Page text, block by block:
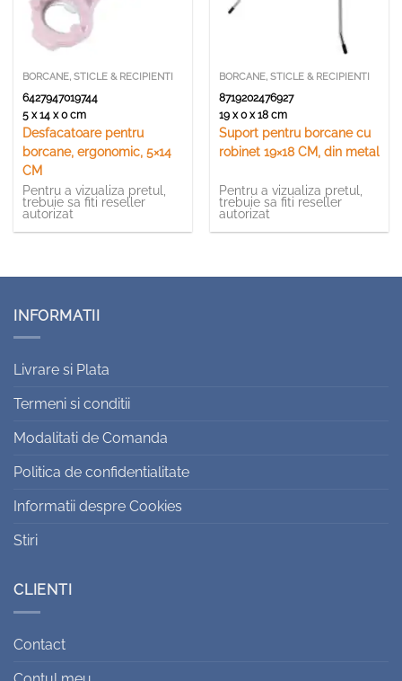
BORCANE, STICLE & RECIPIENTI
6427947019744
5 x 14 x 0 cm
Desfacatoare pentru
borcane, ergonomic, 5×14
CM
Pentru a vizualiza pretul,
trebuie sa fiti reseller
autorizat
BORCANE, STICLE & RECIPIENTI
8719202476927
19 x 0 x 18 cm
Suport pentru borcane cu
robinet 19×18 CM, din metal
Pentru a vizualiza pretul,
trebuie sa fiti reseller
autorizat
INFORMATII
Livrare si Plata
Termeni si conditii
Modalitati de Comanda
Politica de confidentialitate
Informatii despre Cookies
Stiri
CLIENTI
Contact